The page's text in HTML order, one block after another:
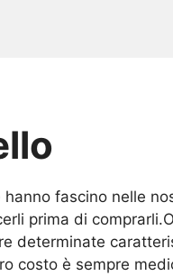
fascino nelle
prima di
determinate
costo è sempre